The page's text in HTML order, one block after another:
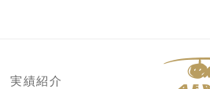
実績紹介